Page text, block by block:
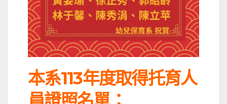
本系113年度取得托育人